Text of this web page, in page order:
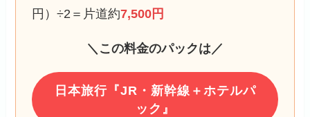
円）÷2＝片道約7,500円
＼この料金のパックは／
日本旅行『JR・新幹線＋ホテルパ
ック』